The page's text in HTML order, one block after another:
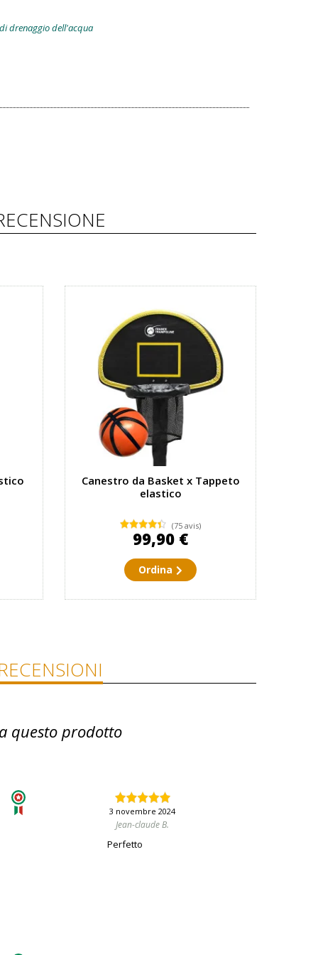
drenaggio dell'acqua
Canestro da Basket x Tappeto
elastico
(75 avis)
99,90 €
Ordina
a questo prodotto
3 novembre 2024
Jean-claude B.
Perfetto